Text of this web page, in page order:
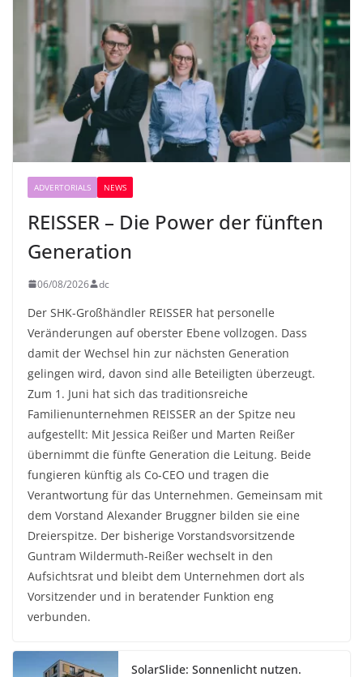
ADVERTORIALS NEWS
REISSER – Die Power der fünften
Generation
06/08/2026 dc
Der SHK-Großhändler REISSER hat personelle
Veränderungen auf oberster Ebene vollzogen. Dass
damit der Wechsel hin zur nächsten Generation
gelingen wird, davon sind alle Beteiligten überzeugt.
Zum 1. Juni hat sich das traditionsreiche
Familienunternehmen REISSER an der Spitze neu
aufgestellt: Mit Jessica Reißer und Marten Reißer
übernimmt die fünfte Generation die Leitung. Beide
fungieren künftig als Co-CEO und tragen die
Verantwortung für das Unternehmen. Gemeinsam mit
dem Vorstand Alexander Bruggner bilden sie eine
Dreierspitze. Der bisherige Vorstandsvorsitzende
Guntram Wildermuth-Reißer wechselt in den
Aufsichtsrat und bleibt dem Unternehmen dort als
Vorsitzender und in beratender Funktion eng
verbunden.
SolarSlide: Sonnenlicht nutzen.